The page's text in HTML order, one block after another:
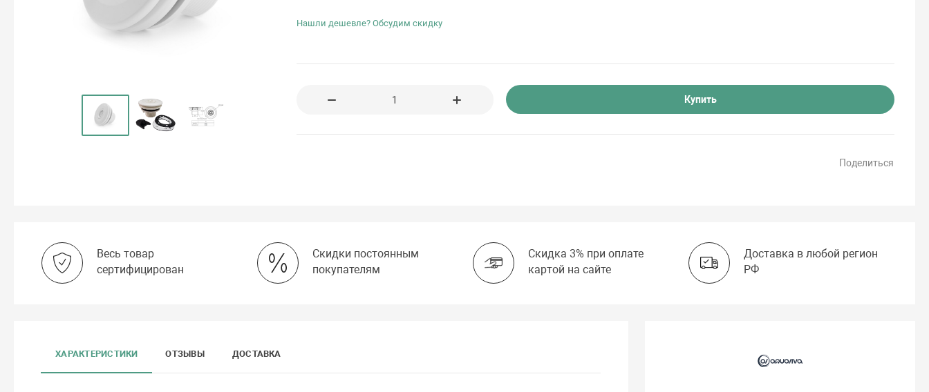
Нашли дешевле? Обсудим скидку
Купить
Поделиться
Весь товар
сертифицирован
Скидки постоянным
покупателям
Скидка 3% при оплате
картой на сайте
Доставка в любой регион
РФ
ХАРАКТЕРИСТИКИ ОТЗЫВЫ ДОСТАВКА